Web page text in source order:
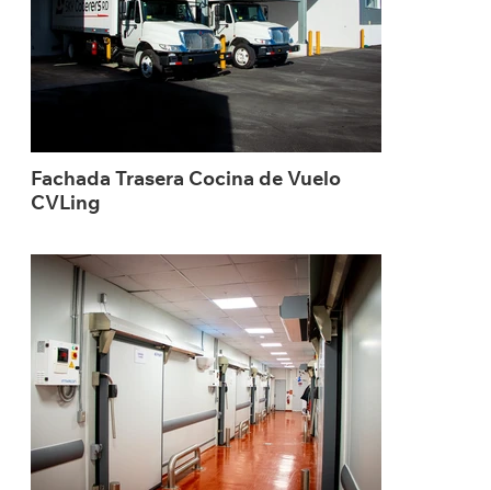
Fachada Trasera Cocina de Vuelo
CVLing